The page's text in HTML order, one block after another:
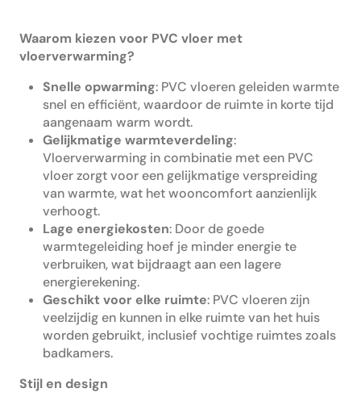
Waarom kiezen voor PVC vloer met
vloerverwarming?
Snelle opwarming: PVC vloeren geleiden warmte
snel en efficiënt, waardoor de ruimte in korte tijd
aangenaam warm wordt.
Gelijkmatige warmteverdeling:
Vloerverwarming in combinatie met een PVC
vloer zorgt voor een gelijkmatige verspreiding
van warmte, wat het wooncomfort aanzienlijk
verhoogt.
Lage energiekosten: Door de goede
warmtegeleiding hoef je minder energie te
verbruiken, wat bijdraagt aan een lagere
energierekening.
Geschikt voor elke ruimte: PVC vloeren zijn
veelzijdig en kunnen in elke ruimte van het huis
worden gebruikt, inclusief vochtige ruimtes zoals
badkamers.
Stijl en design